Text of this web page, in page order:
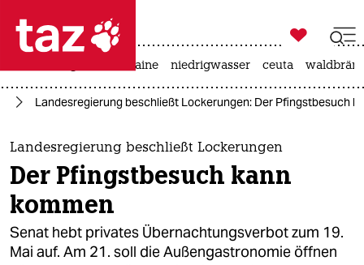
 taz zahl ich
taz zahl ich
themen
politik
öko
gesellschaft

taz zahl ich
krieg in der ukraine niedrigwasser ceuta
Landesregierung beschließt Lockerungen: Der Pfingstbesuch
Landesregierung beschließt Lockerungen
Der Pfingstbesuch kann
kommen
Senat hebt privates Übernachtungsverbot zum 19.
Mai auf. Am 21. soll die Außengastronomie öffnen